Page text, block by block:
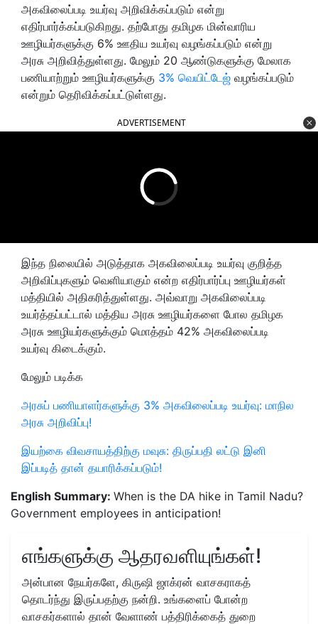
அகவிலைப்படி உயர்வு அறிவிக்கப்படும் என்று
எதிர்பார்க்கப்படுகிறது. தற்போது தமிழக மின்வாரிய
ஊழியர்களுக்கு 6% ஊதிய உயர்வு வழங்கப்படும் என்று
அரசு அறிவித்துள்ளது. மேலும் 20 ஆண்டுகளுக்கு மேலாக
பணியாற்றும் ஊழியர்களுக்கு 3% வெயிட்டேஜ் வழங்கப்படும்
என்றும் தெரிவிக்கப்பட்டுள்ளது.
ADVERTISEMENT
இந்த நிலையில் அடுத்தாக அகவிலைப்படி உயர்வு குறித்த
அறிவிப்புகளும் வெளியாகும் என்ற எதிர்பார்ப்பு ஊழியர்கள்
மத்தியில் அதிகரித்துள்ளது. அவ்வாறு அகவிலைப்படி
உயர்த்தப்பட்டால் மத்திய அரசு ஊழியர்களை போல தமிழக
அரசு ஊழியர்களுக்கும் மொத்தம் 42% அகவிலைப்படி
உயர்வு கிடைக்கும்.
மேலும் படிக்க
அரசுப் பணியாளர்களுக்கு 3% அகவிலைப்படி உயர்வு: மாநில
அரசு அறிவிப்பு!
இயற்கை விவசாயத்திற்கு மவுசு: திருப்பதி லட்டு இனி
இப்படித் தான் தயாரிக்கப்படும்!
English Summary: When is the DA hike in Tamil Nadu?
Government employees in anticipation!
எங்களுக்கு ஆதரவளியுங்கள்!
அன்பான நேயர்களே, கிருஷி ஜாக்ரன் வாசகராகத்
தொடர்ந்து இருப்பதற்கு நன்றி. உங்களைப் போன்ற
வாசகர்களால் தான் வேளாண் பத்திரிக்கைத் துறை